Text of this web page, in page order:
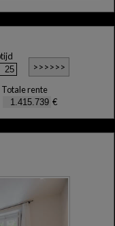
Totale rente
€